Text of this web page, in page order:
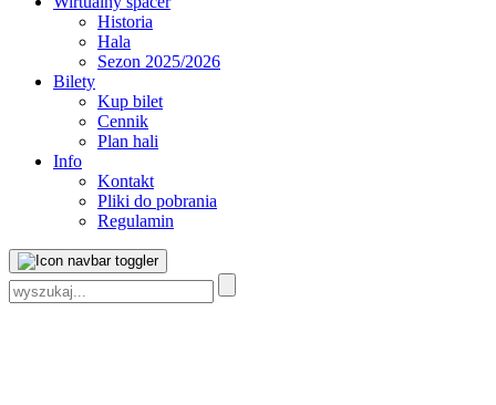
Historia
Hala
Sezon 2025/2026
Bilety
Kup bilet
Cennik
Plan hali
Info
Kontakt
Pliki do pobrania
Regulamin
Szukaj: